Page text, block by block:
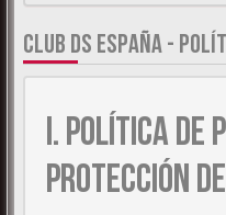
CLUB DS ESPAÑA -
I. POLÍTICA DE
PROTECCIÓN